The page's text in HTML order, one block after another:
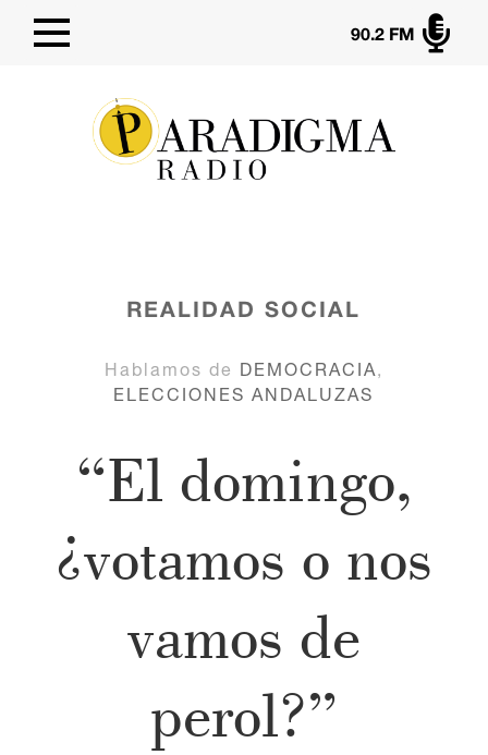

90.2 FM
REALIDAD SOCIAL
Hablamos de DEMOCRACIA,
ELECCIONES ANDALUZAS
“El domingo,
¿votamos o nos
vamos de
perol?”